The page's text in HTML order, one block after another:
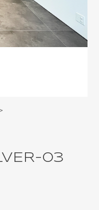
>
03